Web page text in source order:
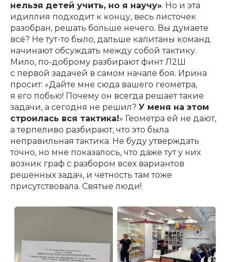
нельзя детей учить, но я научу». Но и эта
идиллия подходит к концу, весь листочек
разобран, решать больше нечего. Вы думаете
всё? Не тут-то было, дальше капитаны команд
начинают обсуждать между собой тактику.
Мило, по-доброму разбирают финт Л2Ш
с первой задачей в самом начале боя. Ирина
просит: «Дайте мне сюда вашего геометра,
я его побью! Почему он всегда решает такие
задачи, а сегодня не решил? У меня на этом
строилась вся тактика!» Геометра ей не дают,
а терпеливо разбирают, что это была
неправильная тактика. Не буду утверждать
точно, но мне показалось, что даже тут у них
возник граф с разбором всех вариантов
решенных задач, и четность там тоже
присутствовала. Святые люди!